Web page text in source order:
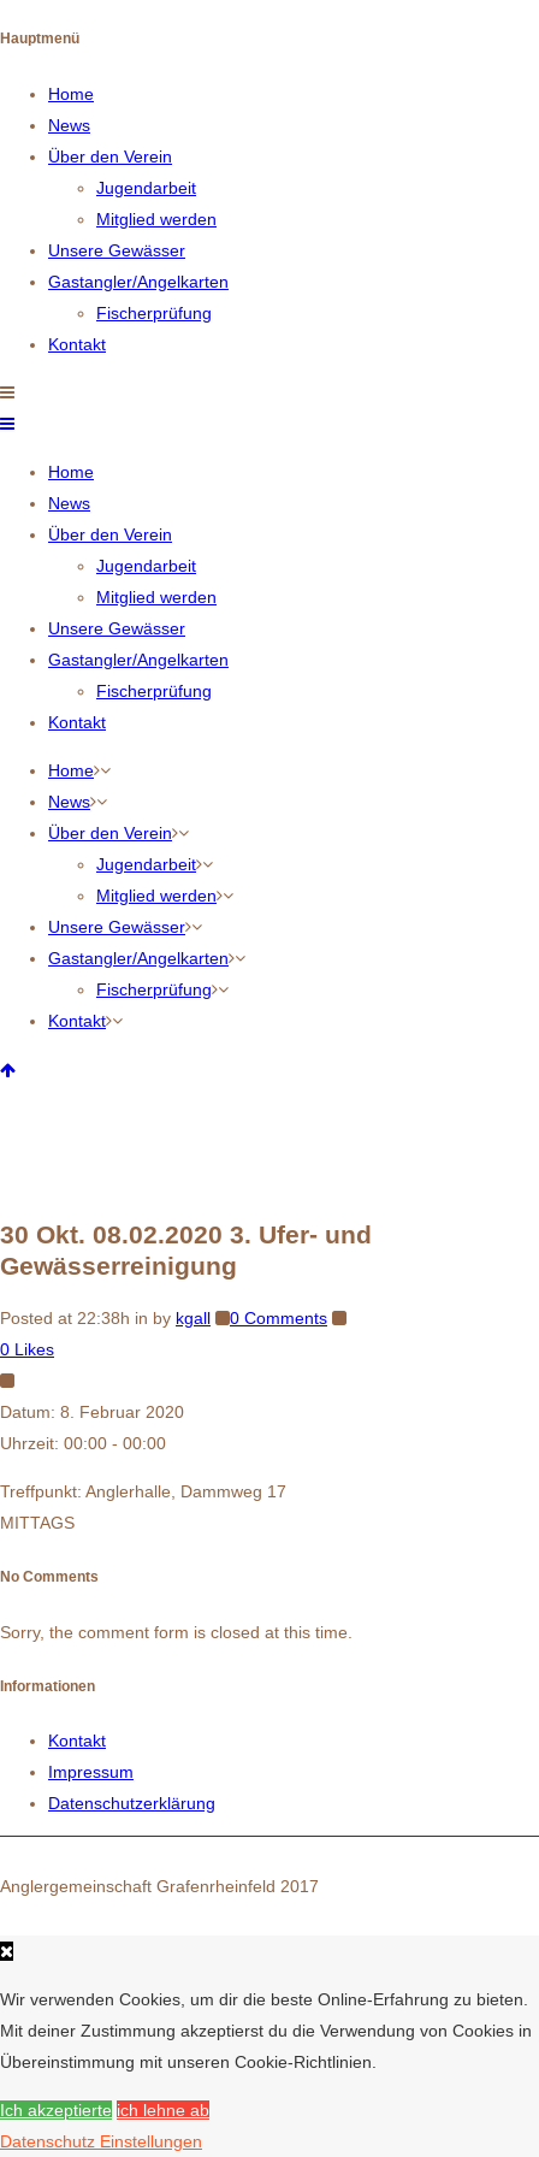
Hauptmenü
Home
News
Über den Verein
Jugendarbeit
Mitglied werden
Unsere Gewässer
Gastangler/Angelkarten
Fischerprüfung
Kontakt
Home
News
Über den Verein
Jugendarbeit
Mitglied werden
Unsere Gewässer
Gastangler/Angelkarten
Fischerprüfung
Kontakt
Home
News
Über den Verein
Jugendarbeit
Mitglied werden
Unsere Gewässer
Gastangler/Angelkarten
Fischerprüfung
Kontakt
08.02.2020 3. Ufer- und
Gewässerreinigung
30 Okt. 08.02.2020 3. Ufer- und
Gewässerreinigung
Posted at 22:38h in by kgall
0 Comments
0 Likes
Datum: 8. Februar 2020
Uhrzeit: 00:00 - 00:00
Treffpunkt: Anglerhalle, Dammweg 17
MITTAGS
No Comments
Sorry, the comment form is closed at this time.
Informationen
Kontakt
Impressum
Datenschutzerklärung
Anglergemeinschaft Grafenrheinfeld 2017
Wir verwenden Cookies, um dir die beste Online-Erfahrung zu bieten.
Mit deiner Zustimmung akzeptierst du die Verwendung von Cookies in
Übereinstimmung mit unseren Cookie-Richtlinien.
Ich akzeptierte ich lehne ab
Datenschutz Einstellungen